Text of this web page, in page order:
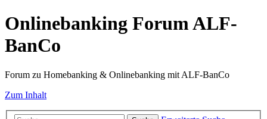
Onlinebanking Forum ALF-
BanCo
Forum zu Homebanking & Onlinebanking mit ALF-BanCo
Zum Inhalt